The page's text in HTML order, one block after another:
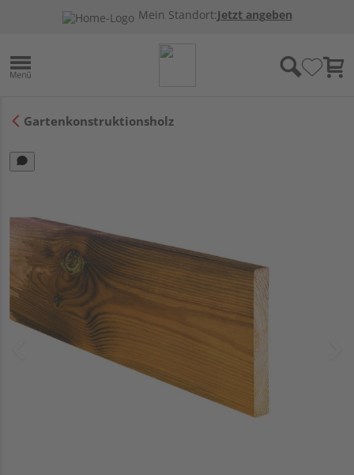
Mein Standort:Jetzt angeben
Gartenkonstruktionsholz